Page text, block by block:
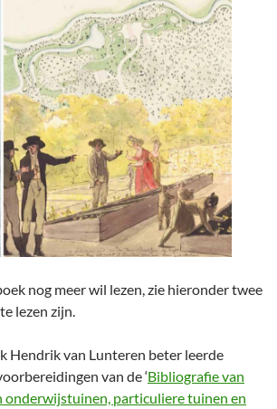
nog meer wil lezen, zie hieronder twee
lezen zijn.
Hendrik van Lunteren beter leerde
van de ‘Bibliografie van
onderwijstuinen, particuliere tuinen en